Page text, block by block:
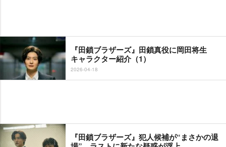
『田鎖ブラザーズ』田鎖真役に岡田将生
キャラクター紹介（1）
2026-04-18
『田鎖ブラザーズ』犯人候補が“まさかの退